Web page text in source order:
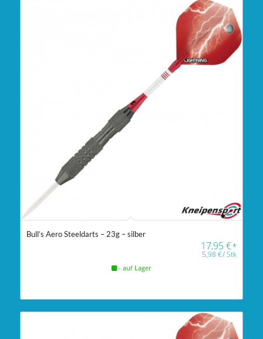
Bull’s Aero Steeldarts – 23g – silber
17,95€*
5,98€/Stk
- auf Lager